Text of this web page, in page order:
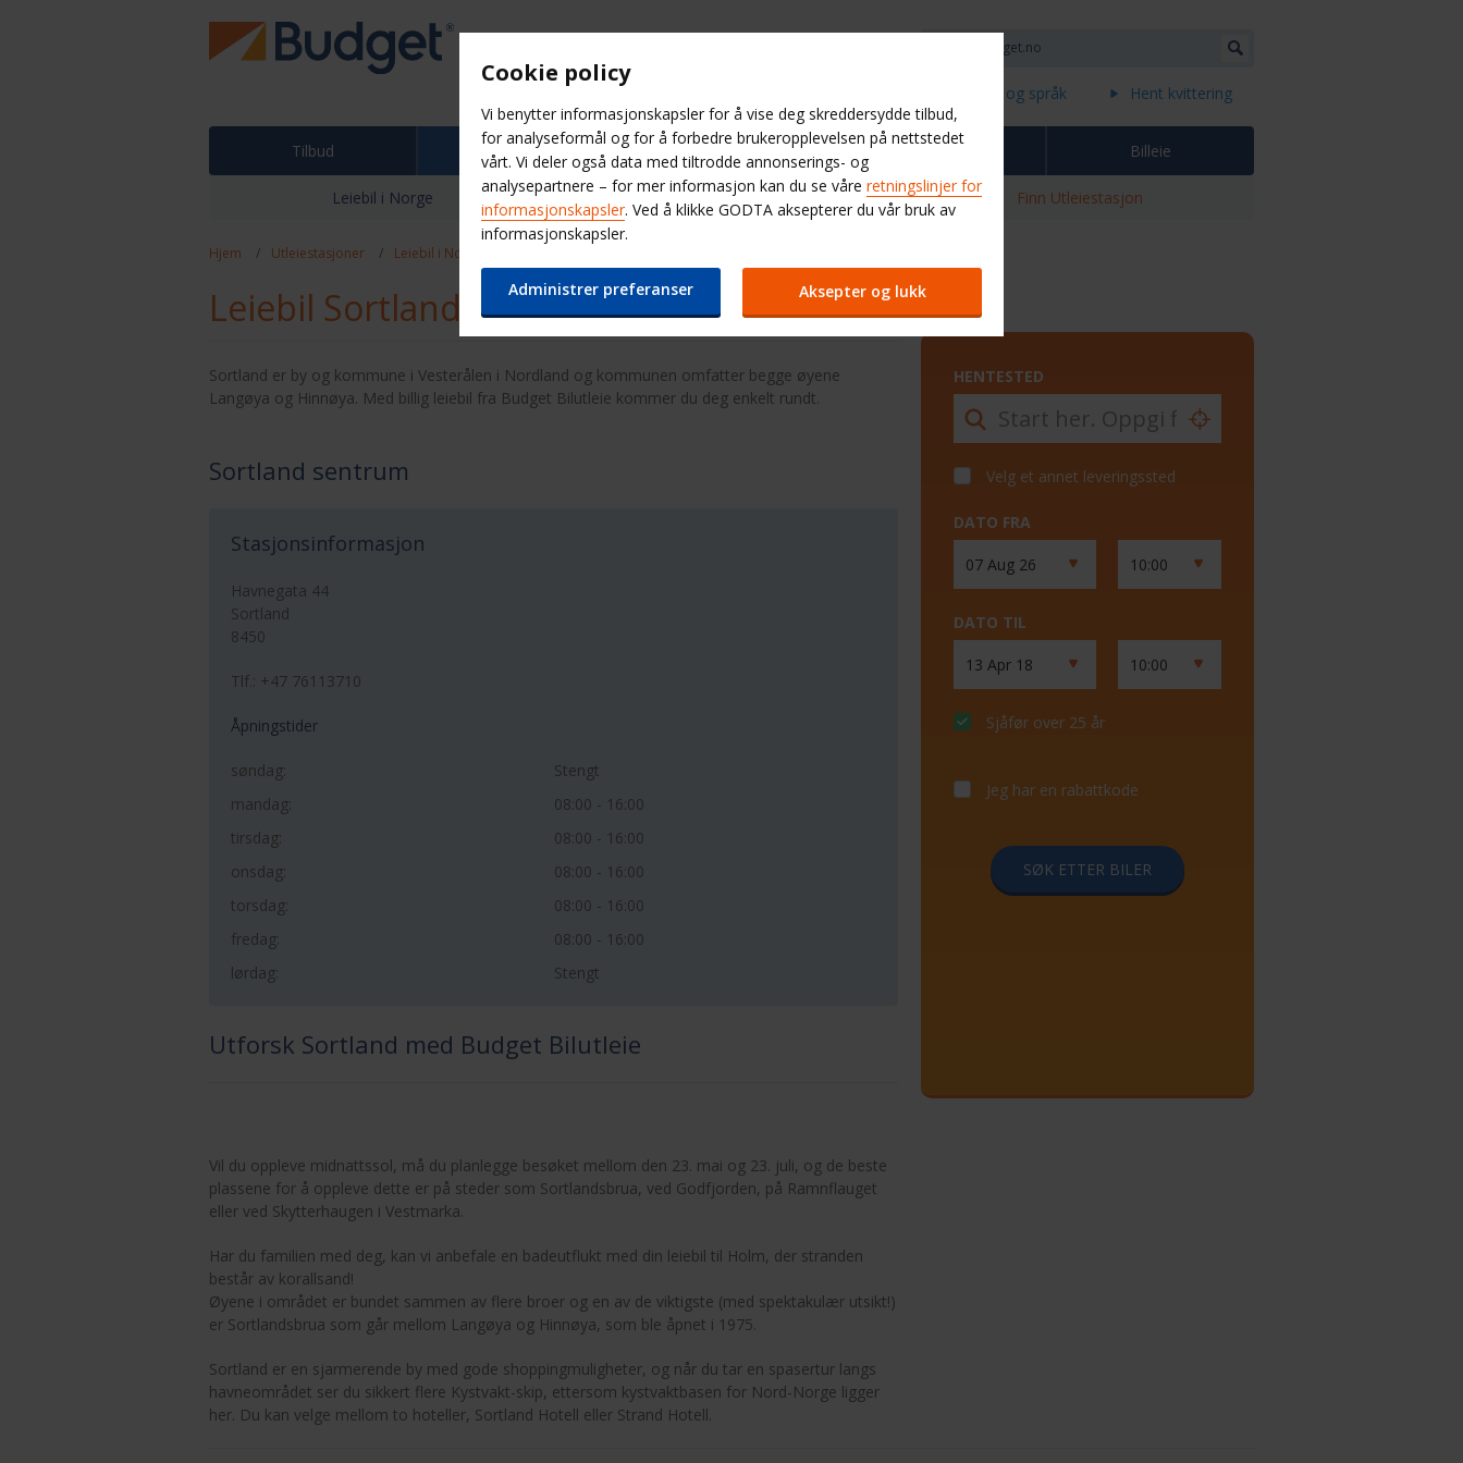
Velg land og språk Hent kvittering
Tilbud Utleiestasjoner Produkter Billeie
Leiebil i Norge Leiebil Utlandet Finn Utleiestasjon
Hjem Utleiestasjoner Leiebil i Norge
Leiebil Sortland
Sortland er by og kommune i Vesterålen i Nordland og kommunen omfatter begge øyene
Langøya og Hinnøya. Med billig leiebil fra Budget Bilutleie kommer du deg enkelt rundt.
Sortland sentrum
Stasjonsinformasjon
Havnegata 44
Sortland
8450
Tlf.: +47 76113710
Åpningstider
søndag:
Stengt
mandag:
08:00 - 16:00
tirsdag:
08:00 - 16:00
onsdag:
08:00 - 16:00
torsdag:
08:00 - 16:00
fredag:
08:00 - 16:00
lørdag:
Stengt
Utforsk Sortland med Budget Bilutleie
Vil du oppleve midnattssol, må du planlegge besøket mellom den 23. mai og 23. juli, og de beste
plassene for å oppleve dette er på steder som Sortlandsbrua, ved Godfjorden, på Ramnflauget
eller ved Skytterhaugen i Vestmarka.
Har du familien med deg, kan vi anbefale en badeutflukt med din leiebil til Holm, der stranden
består av korallsand!
Øyene i området er bundet sammen av flere broer og en av de viktigste (med spektakulær utsikt!)
er Sortlandsbrua som går mellom Langøya og Hinnøya, som ble åpnet i 1975.
Sortland er en sjarmerende by med gode shoppingmuligheter, og når du tar en spasertur langs
havneområdet ser du sikkert flere Kystvakt-skip, ettersom kystvaktbasen for Nord-Norge ligger
her. Du kan velge mellom to hoteller, Sortland Hotell eller Strand Hotell.
HENTESTED
Velg et annet leveringssted
DATO FRA
DATO TIL
Sjåfør over 25 år
Jeg har en rabattkode
SØK ETTER BILER
Cookie policy
Vi benytter informasjonskapsler for å vise deg skreddersydde tilbud,
for analyseformål og for å forbedre brukeropplevelsen på nettstedet
vårt. Vi deler også data med tiltrodde annonserings- og
analysepartnere – for mer informasjon kan du se våre retningslinjer for
informasjonskapsler. Ved å klikke GODTA aksepterer du vår bruk av
informasjonskapsler.
Administrer preferanser Aksepter og lukk